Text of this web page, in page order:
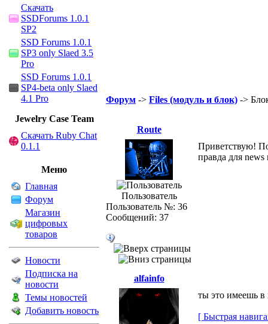
Скачать
SSDForums 1.0.1
SP2
SSD Forums 1.0.1
SP3 only Slaed 3.5
Pro
SSD Forums 1.0.1
SP4-beta only Slaed
4.1 Pro
Jewelry Сase Team
Скачать Ruby Chat
0.1.1
Меню
Главная
Форум
Магазин
цифровых
товаров
Новости
Подписка на
новости
Темы новостей
Добавить новость
Форум -> Files (модуль и блок) ->
Route
Пользователь
Пользователь №: 36
Сообщений: 37
Приветствую!
правда для
alfainfo
ты это имеешь в
[ Быстрая